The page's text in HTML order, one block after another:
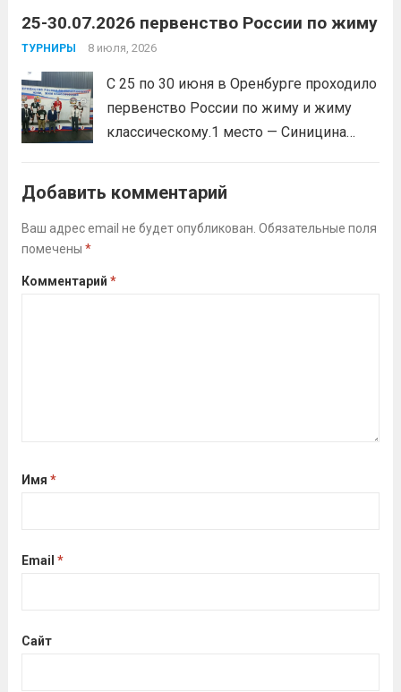
Макарова, Серов Станислав, занял 1
место. Подготовила спортсмена тренер-
Викторовна.Читать дальше
25-30.07.2026 первенство России по жиму
ТУРНИРЫ 8 июля, 2026
С 25 по 30 июня в Оренбурге проходило
первенство России по жиму и жиму
классическому.1 место — Синицина
(тренер Задорина Я.С.)
Добавить комментарий
Ваш адрес email не будет опубликован. Обязательные поля
помечены *
Комментарий *
Имя *
Email *
Сайт